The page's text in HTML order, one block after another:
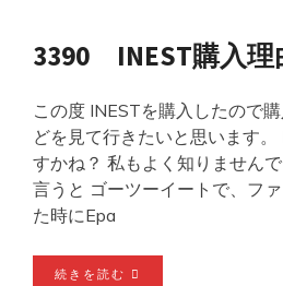
3390 INEST購入理
この度 INESTを購入したので
どを見て行きたいと思います
すかね？ 私もよく知りません
言うと ゴーツーイートで、フ
た時にEpa
続きを読む